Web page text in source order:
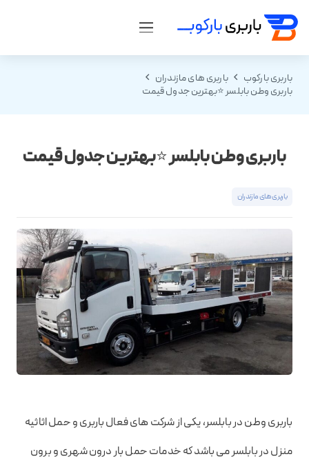
باربری بارکوب
باربری های مازندران
باربری وطن بابلسر ⭐️بهترین جدول قیمت
باربری وطن بابلسر ⭐️بهترین جدول قیمت
باربری های مازندران
باربری وطن در بابلسر، یکی از شرکت های فعال باربری و حمل اثاثیه
منزل در بابلسر می باشد که خدمات حمل بار درون شهری و برون